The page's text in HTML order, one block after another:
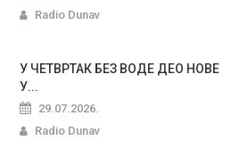
Radio Dunav
У ЧЕТВРТАК БЕЗ ВОДЕ ДЕО НОВЕ
У...
29.07.2026.
Radio Dunav